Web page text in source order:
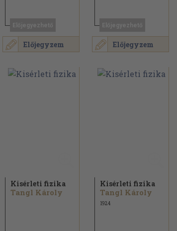
Előjegyzem Előjegyzem
Kisérleti fizika
Tangl Károly
Kisérleti fizika
Tangl Károly
1924